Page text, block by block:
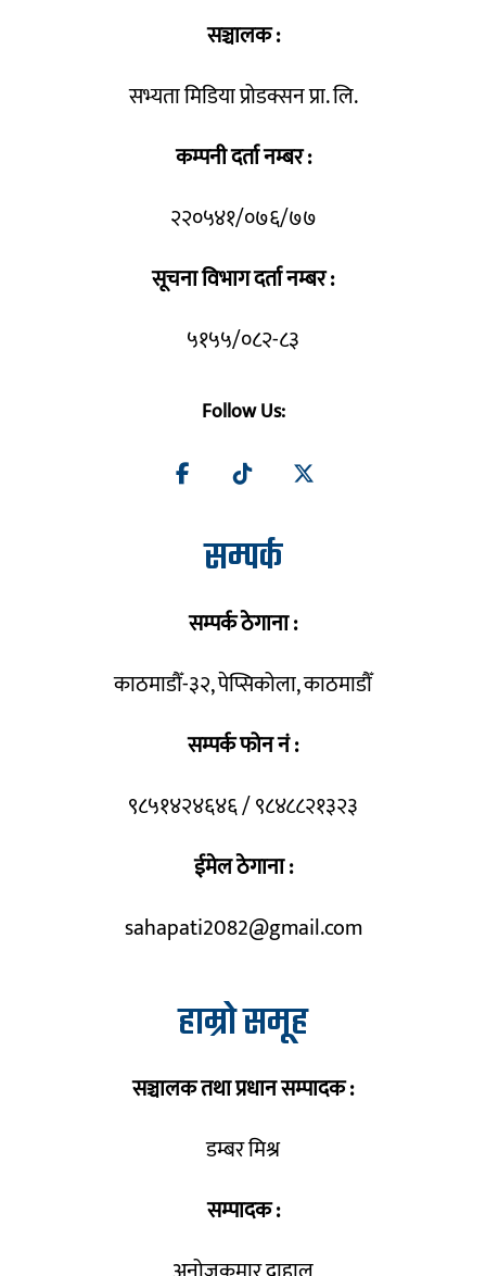
सञ्चालक :
सभ्यता मिडिया प्रोडक्सन प्रा. लि.
कम्पनी दर्ता नम्बर :
२२०५४१/०७६/७७
सूचना विभाग दर्ता नम्बर :
५१५५/०८२-८३
Follow Us:
सम्पर्क
सम्पर्क ठेगाना :
काठमाडौँ-३२, पेप्सिकोला, काठमाडौँ
सम्पर्क फोन नं :
९८५१४२४६४६ / ९८४८८२१३२३
ईमेल ठेगाना :
sahapati2082@gmail.com
हाम्रो समूह
सञ्चालक तथा प्रधान सम्पादक :
डम्बर मिश्र
सम्पादक :